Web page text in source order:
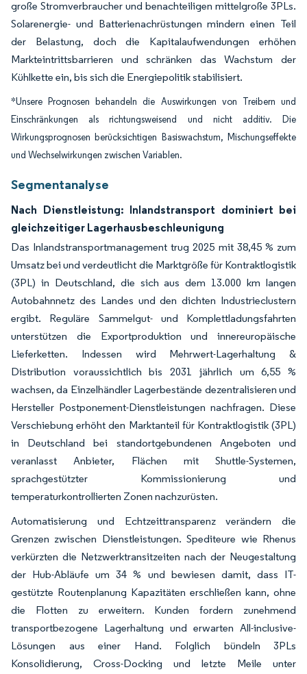
große Stromverbraucher und benachteiligen mittelgroße 3PLs.
Solarenergie- und Batterienachrüstungen mindern einen Teil
der Belastung, doch die Kapitalaufwendungen erhöhen
Markteintrittsbarrieren und schränken das Wachstum der
Kühlkette ein, bis sich die Energiepolitik stabilisiert.
*Unsere Prognosen behandeln die Auswirkungen von Treibern und
Einschränkungen als richtungsweisend und nicht additiv. Die
Wirkungsprognosen berücksichtigen Basiswachstum, Mischungseffekte
und Wechselwirkungen zwischen Variablen.
Segmentanalyse
Nach Dienstleistung: Inlandstransport dominiert bei
gleichzeitiger Lagerhausbeschleunigung
Das Inlandstransportmanagement trug 2025 mit 38,45 % zum
Umsatz bei und verdeutlicht die Marktgröße für Kontraktlogistik
(3PL) in Deutschland, die sich aus dem 13.000 km langen
Autobahnnetz des Landes und den dichten Industrieclustern
ergibt. Reguläre Sammelgut- und Komplettladungsfahrten
unterstützen die Exportproduktion und innereuropäische
Lieferketten. Indessen wird Mehrwert-Lagerhaltung &
Distribution voraussichtlich bis 2031 jährlich um 6,55 %
wachsen, da Einzelhändler Lagerbestände dezentralisieren und
Hersteller Postponement-Dienstleistungen nachfragen. Diese
Verschiebung erhöht den Marktanteil für Kontraktlogistik (3PL)
in Deutschland bei standortgebundenen Angeboten und
veranlasst Anbieter, Flächen mit Shuttle-Systemen,
sprachgestützter Kommissionierung und
temperaturkontrollierten Zonen nachzurüsten.
Automatisierung und Echtzeittransparenz verändern die
Grenzen zwischen Dienstleistungen. Spediteure wie Rhenus
verkürzten die Netzwerktransitzeiten nach der Neugestaltung
der Hub-Abläufe um 34 % und bewiesen damit, dass IT-
gestützte Routenplanung Kapazitäten erschließen kann, ohne
die Flotten zu erweitern. Kunden fordern zunehmend
transportbezogene Lagerhaltung und erwarten All-inclusive-
Lösungen aus einer Hand. Folglich bündeln 3PLs
Konsolidierung, Cross-Docking und letzte Meile unter